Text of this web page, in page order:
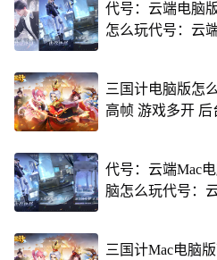
代号：云端电脑
怎么玩代号：云
三国计电脑版怎
高帧 游戏多开
代号：云端Mac
脑怎么玩代号：
三国计Mac电脑